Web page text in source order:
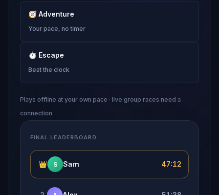
🧭 Adventure
Your pace, no timer
⏱ Escape
Beat the clock
Plays offline at your own pace · live group races need a
connection.
FINAL LEADERBOARD
👑 S Sam 47:12